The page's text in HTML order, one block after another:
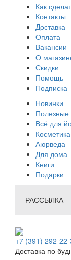
Как
Контакты
Доставка
Оплата
Вакансии
О
Скидки
Помощь
Подписка
Новинки
Полезные
Всё для
Косметика
Аюрведа
Для дома
Книги
Подарки
РАССЫЛКА
+7 (391) 292-
Доставка по